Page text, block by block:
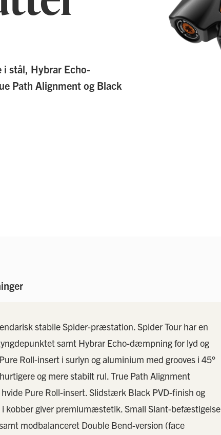
stål, Hybrar Echo-
Path Alignment og Black
stabile Spider-præstation. Spider Tour har en
samt Hybrar Echo-dæmpning for lyd og
Roll-insert i surlyn og aluminium med grooves i 45°
og mere stabilt rul. True Path Alignment
Pure Roll-insert. Slidstærk Black PVD-finish og
kobber giver premiumæstetik. Small Slant-befæstigelse
modbalanceret Double Bend-version (face